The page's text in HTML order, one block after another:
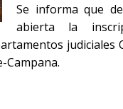
Se informa que
abierta la
judiciales
Campana.